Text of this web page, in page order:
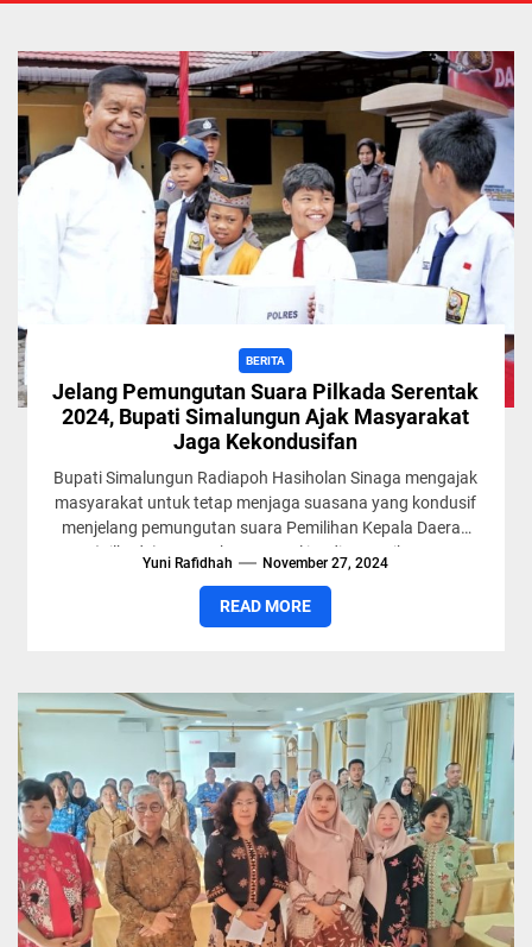
BERITA
Jelang Pemungutan Suara Pilkada Serentak
2024, Bupati Simalungun Ajak Masyarakat
Jaga Kekondusifan
Bupati Simalungun Radiapoh Hasiholan Sinaga mengajak
masyarakat untuk tetap menjaga suasana yang kondusif
menjelang pemungutan suara Pemilihan Kepala Daerah
(Pilkada) Serentak 2024. Hal itu disampaikan...
Yuni Rafidhah November 27, 2024
READ MORE